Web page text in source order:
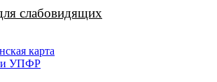
слабовидящих
карта
УПФР